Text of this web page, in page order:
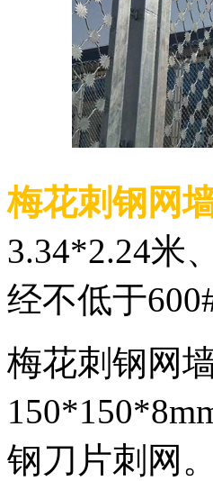
梅花刺钢网
3.34*2.24米
经不低于600#
梅花刺钢网
钢刀片刺网。